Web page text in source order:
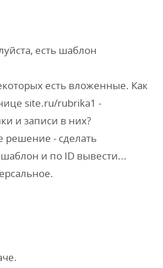
есть шаблон
есть вложенные. Как
site.ru/rubrika1 -
и записи в них?
решение - сделать
и по ID вывести...